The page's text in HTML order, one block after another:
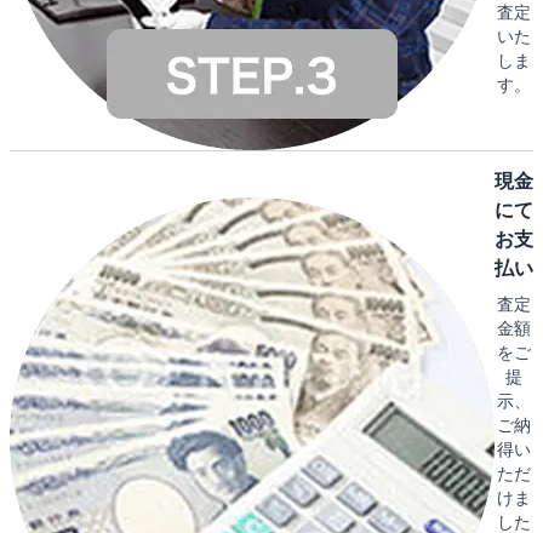
査定
いた
しま
す。
現金
にて
お支
払い
査定
金額
をご
提
示、
ご納
得い
ただ
けま
した